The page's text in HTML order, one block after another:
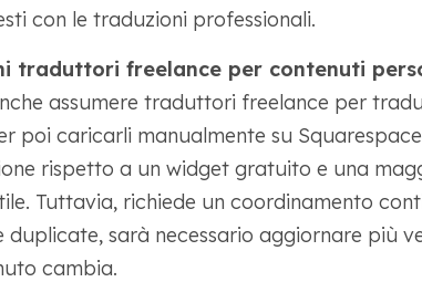
con le traduzioni professionali.
traduttori freelance per contenuti
assumere traduttori freelance per
poi caricarli manualmente su
rispetto a un widget gratuito e una
Tuttavia, richiede un coordinamento
duplicate, sarà necessario aggiornare più
cambia.